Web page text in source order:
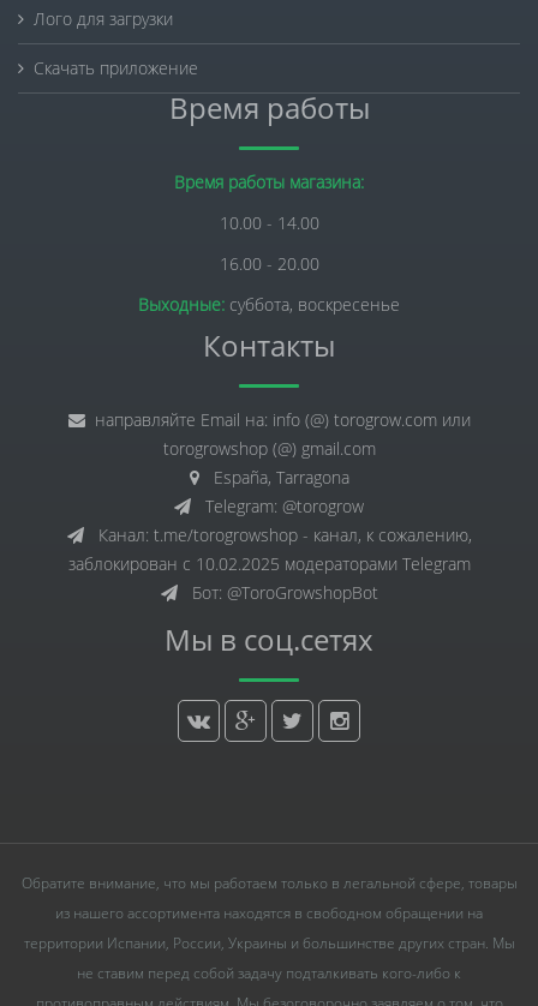
Лого для загрузки
Скачать приложение
Время работы
Время работы магазина:
10.00 - 14.00
16.00 - 20.00
Выходные: суббота, воскресенье
Контакты
направляйте Email на: info (@) torogrow.com или
torogrowshop (@) gmail.com
España, Tarragona
Telegram: @torogrow
Канал: t.me/torogrowshop - канал, к сожалению,
заблокирован с 10.02.2025 модераторами Telegram
Бот: @ToroGrowshopBot
Мы в соц.сетях
Обратите внимание, что мы работаем только в легальной сфере, товары
из нашего ассортимента находятся в свободном обращении на
территории Испании, России, Украины и большинстве других стран. Мы
не ставим перед собой задачу подталкивать кого-либо к